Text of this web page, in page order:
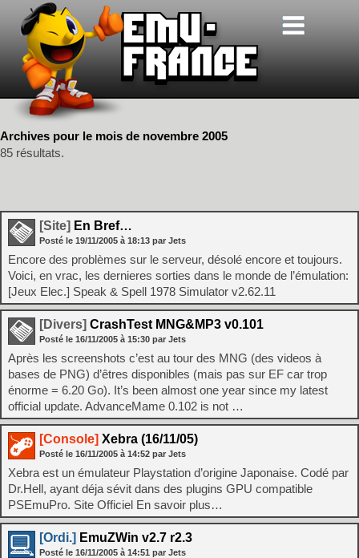
Archives pour le mois de novembre 2005
85 résultats.
[Site] En Bref…
Posté le 19/11/2005 à 18:13 par Jets
Encore des problèmes sur le serveur, désolé encore et toujours.
Voici, en vrac, les dernieres sorties dans le monde de l’émulation:
[Jeux Elec.] Speak & Spell 1978 Simulator v2.62.11
[Divers] CrashTest MNG&MP3 v0.101
Posté le 16/11/2005 à 15:30 par Jets
Après les screenshots c’est au tour des MNG (des videos à
bases de PNG) d’êtres disponibles (mais pas sur EF car trop
énorme = 6.20 Go). It’s been almost one year since my latest
official update. AdvanceMame 0.102 is not …
[Console] Xebra (16/11/05)
Posté le 16/11/2005 à 14:52 par Jets
Xebra est un émulateur Playstation d’origine Japonaise. Codé par
Dr.Hell, ayant déja sévit dans des plugins GPU compatible
PSEmuPro. Site Officiel En savoir plus…
[Ordi.] EmuZWin v2.7 r2.3
Posté le 16/11/2005 à 14:51 par Jets